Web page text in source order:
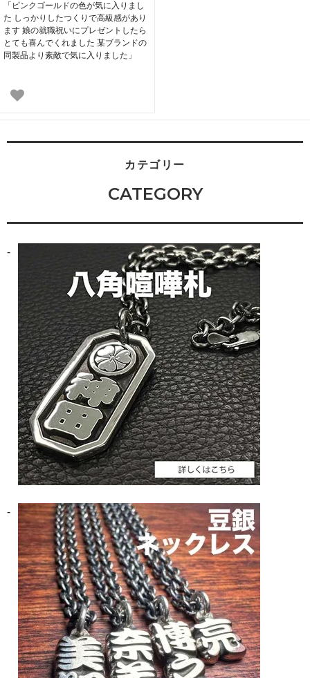
「ピンクゴールドの色が気に入りまし
た しっかりしたつくりで高級感があり
ます 娘の就職祝いにプレゼントしたら
とても喜んでくれました 某ブランドの
同製品より素敵で気に入りました」
カテゴリー
CATEGORY